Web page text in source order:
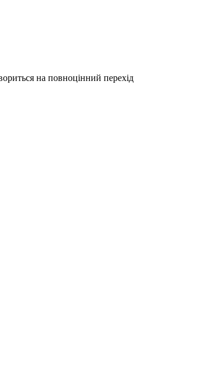
на повноцінний перехід